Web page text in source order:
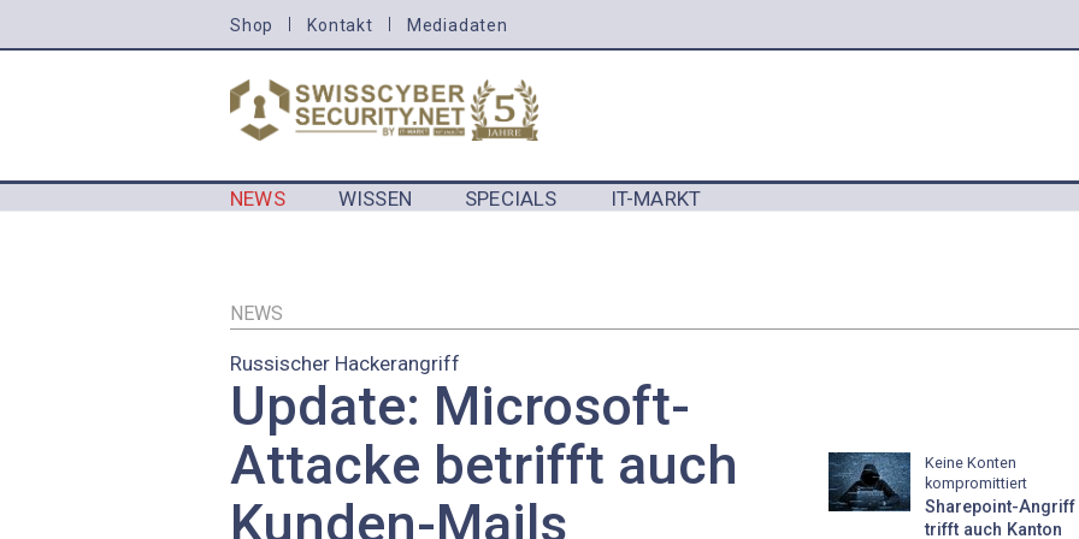
zum
MENU
Shop Kontakt Mediadaten
NEWS WISSEN SPECIALS IT-MARKT
NEWS
Russischer Hackerangriff
Update: Microsoft-
Attacke betrifft auch
Kunden-Mails
Keine Konten
kompromittiert
Sharepoint-Angriff
trifft auch Kanton